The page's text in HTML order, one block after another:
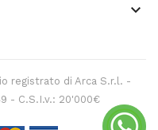
keyboard_arrow_down
registrato di Arca S.r.l. -
- C.S.I.v.: 20'000€